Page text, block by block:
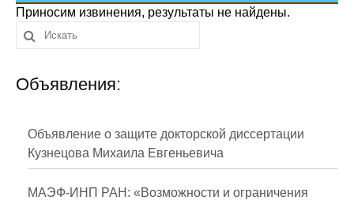
Сотрудники
Отчетность
Противодействие коррупции
Публикации
Научная жизнь
Приносим извинения, результаты не найдены.
Объявления:
Объявление о защите докторской диссертации
Кузнецова Михаила Евгеньевича
МАЭФ-ИНП РАН: «Возможности и ограничения